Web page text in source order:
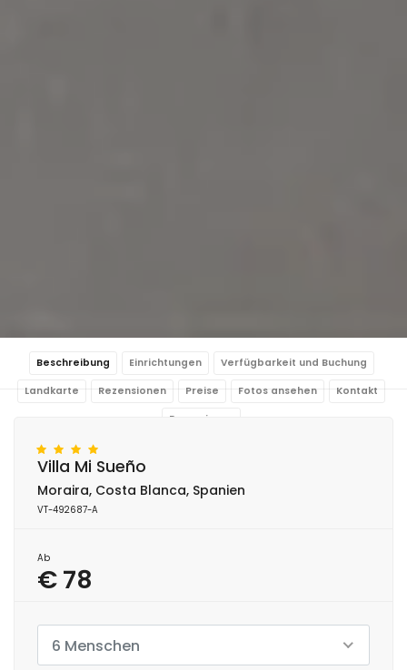
Beschreibung Einrichtungen Verfügbarkeit und Buchung
Landkarte Rezensionen Preise Fotos ansehen Kontakt
Reservieren
Villa Mi Sueño
Moraira, Costa Blanca, Spanien
VT-492687-A
Ab
€ 78
6 Menschen